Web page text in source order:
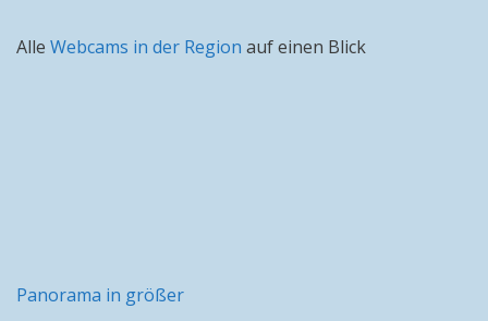
Alle Webcams in der Region auf einen Blick
Panorama in größer